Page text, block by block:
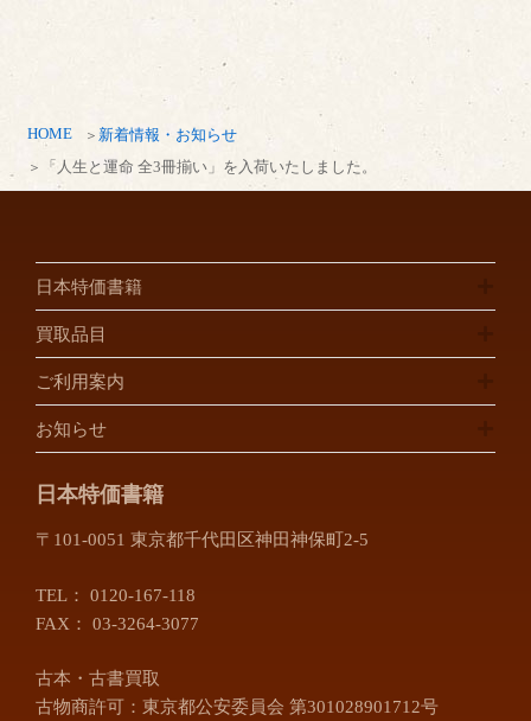
HOME
新着情報・お知らせ
「人生と運命 全3冊揃い」を入荷いたしました。
日本特価書籍
買取品目
ご利用案内
お知らせ
日本特価書籍
〒101-0051 東京都千代田区神田神保町2-5
TEL： 0120-167-118
FAX： 03-3264-3077
古本・古書買取
古物商許可：東京都公安委員会 第301028901712号